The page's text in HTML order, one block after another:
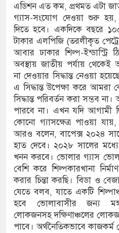
এডিশন এত কম, প্রথমত এটা
গ্যাস-সংযোগ দেওয়া শুরু
দিতে হবে। একদিকে বছরে
টাকার এলপিজি (তরলীকৃত
আবার ঢাকার শিল্প-
অবস্থায় জাতীয় পর্যায়
না দেওয়ার সিদ্ধান্ত নেওয়া
এ সিদ্ধান্ত উপেক্ষা করে
সিদ্ধান্ত পরিবর্তন করা সম্ভব
পারবে না। এখন যদি আগামী
কোনো গ্যাসক্ষেত্র পাওয়া
আরও বলেন, বাপেক্স ২০২৪
হাত দেবে। ২০২৮ সালের
খনন করবে। ভোলার গ্যাস
বেশি করে শিল্পকারখানা
করার চিন্তা করছি। বিডা ও
যেতে বলব, যাতে একটি
হবে ভোলাবাসীর জন্য
লোকজনসহ দক্ষিণাঞ্চলের
পাবে। অর্থনৈতিকভাবে কাজকর্ম